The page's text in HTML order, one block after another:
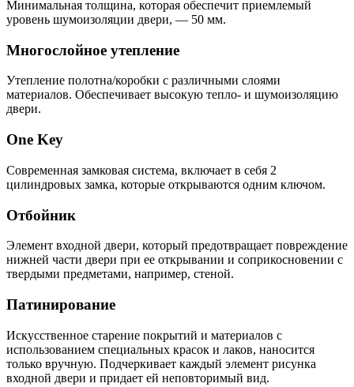
Минимальная толщина, которая обеспечит приемлемый
уровень шумоизоляции двери, — 50 мм.
Многослойное утепление
Утепление полотна/коробки с различными слоями
материалов. Обеспечивает высокую тепло- и шумоизоляцию
двери.
One Key
Современная замковая система, включает в себя 2
цилиндровых замка, которые открываются одним ключом.
Отбойник
Элемент входной двери, который предотвращает повреждение
нижней части двери при ее открывании и соприкосновении с
твердыми предметами, например, стеной.
Патинирование
Искусственное старение покрытий и материалов с
использованием специальных красок и лаков, наносится
только вручную. Подчеркивает каждый элемент рисунка
входной двери и придает ей неповторимый вид.